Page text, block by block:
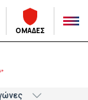
ΟΜΑΔΕΣ